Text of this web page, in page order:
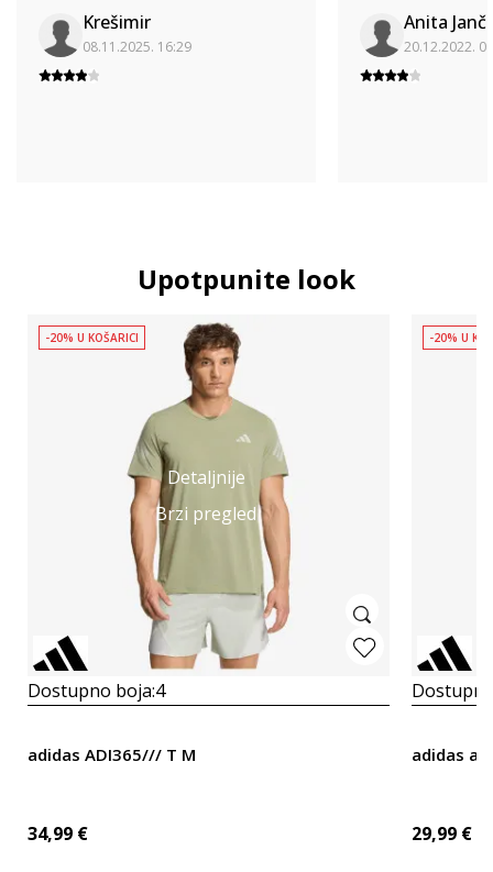
Krešimir
08.11.2025. 16:29
Anita
20.12.2022.
Upotpunite look
Detaljnije
Brzi pregled
-20% U KOŠARICI
Dostupno boja:4
adidas ADI365/// T M
34,99 €
-20% U
adidas
29,99 €